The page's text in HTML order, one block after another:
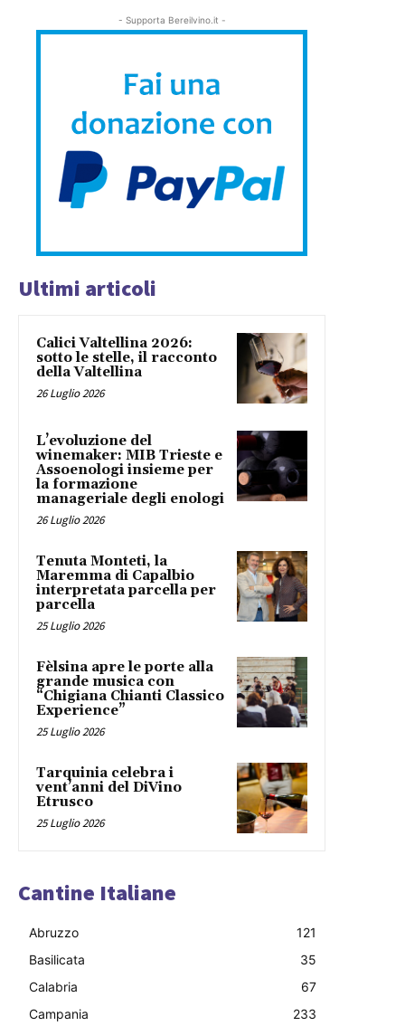
- Supporta Bereilvino.it -
Ultimi articoli
Calici Valtellina 2026:
sotto le stelle, il racconto
della Valtellina
26 Luglio 2026
L’evoluzione del
winemaker: MIB Trieste e
Assoenologi insieme per
la formazione
manageriale degli enologi
26 Luglio 2026
Tenuta Monteti, la
Maremma di Capalbio
interpretata parcella per
parcella
25 Luglio 2026
Fèlsina apre le porte alla
grande musica con
“Chigiana Chianti Classico
Experience”
25 Luglio 2026
Tarquinia celebra i
vent’anni del DiVino
Etrusco
25 Luglio 2026
Cantine Italiane
Abruzzo
121
Basilicata
35
Calabria
67
Campania
233